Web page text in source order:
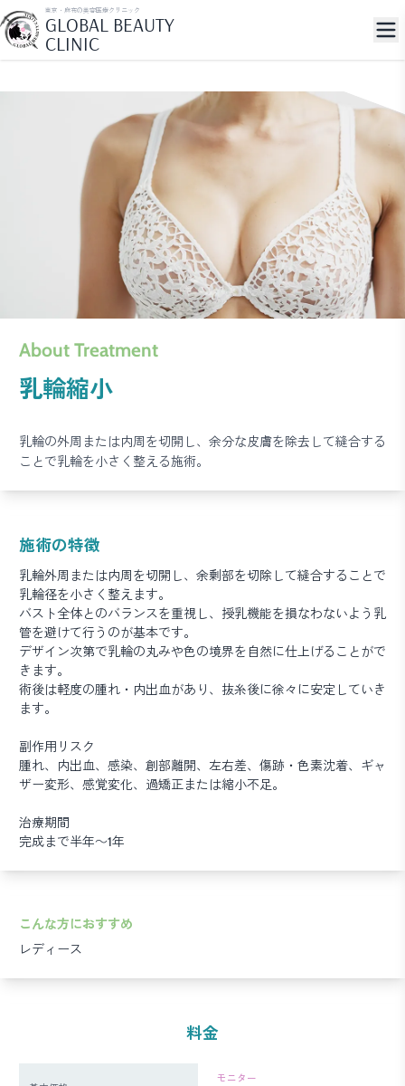
東京・麻布の美容医療クリニック
GLOBAL BEAUTY
CLINIC
About Treatment
乳輪縮小
乳輪の外周または内周を切開し、余分な皮膚を除去して縫合する
ことで乳輪を小さく整える施術。
施術の特徴
乳輪外周または内周を切開し、余剰部を切除して縫合することで
乳輪径を小さく整えます。
バスト全体とのバランスを重視し、授乳機能を損なわないよう乳
管を避けて行うのが基本です。
デザイン次第で乳輪の丸みや色の境界を自然に仕上げることがで
きます。
術後は軽度の腫れ・内出血があり、抜糸後に徐々に安定していき
ます。
副作用リスク
腫れ、内出血、感染、創部離開、左右差、傷跡・色素沈着、ギャ
ザー変形、感覚変化、過矯正または縮小不足。
治療期間
完成まで半年～1年
こんな方におすすめ
レディース
料金
モニター